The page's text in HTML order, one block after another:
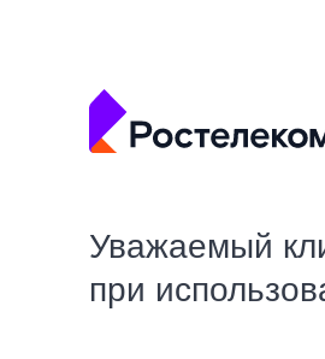
Уважаемый
при